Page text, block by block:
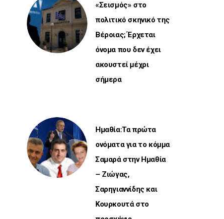
«Σεισμός» στο
πολιτικό σκηνικό της
Βέροιας; Έρχεται
όνομα που δεν έχει
ακουστεί μέχρι
σήμερα
Ημαθία:Τα πρώτα
ονόματα για το κόμμα
Σαμαρά στην Ημαθία
– Ζιώγας,
Σαρηγιαννίδης και
Κουρκουτά στο